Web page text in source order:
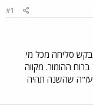
#1
סליחה מכל מי
ההומור. מקווה
שהשנה תהיה